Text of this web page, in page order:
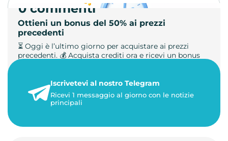
Ottieni un bonus del 50% ai prezzi
precedenti
⏳ Oggi è l’ultimo giorno per acquistare ai prezzi
precedenti. 💰 Acquista crediti ora e ricevi un bonus
23 maggio 2026
1 minuto di lettura
0 commenti
Iscrivetevi al nostro Telegram
Ricevi 1 messaggio al giorno con le notizie
principali